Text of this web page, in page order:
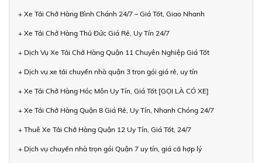
+ Xe Tải Chở Hàng Bình Chánh 24/7 – Giá Tốt, Giao Nhanh
+ Xe Tải Chở Hàng Thủ Đức Giá Rẻ, Uy Tín 24/7
+ Dịch Vụ Xe Tải Chở Hàng Quận 11 Chuyên Nghiệp Giá Tốt
+ Dịch vụ xe tải chuyển nhà quận 3 trọn gói giá rẻ, uy tín
+ Xe Tải Chở Hàng Hóc Môn Uy Tín, Giá Tốt [GỌI LÀ CÓ XE]
+ Xe Tải Chở Hàng Quận 8 Giá Rẻ, Uy Tín, Nhanh Chóng 24/7
+ Thuê Xe Tải Chở Hàng Quận 12 Uy Tín, Giá Tốt, 24/7
+ Dịch vụ chuyển nhà trọn gói Quận 7 uy tín, giá cả hợp lý